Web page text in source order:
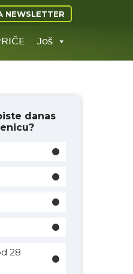
NEWSLETTER
Još
danas
28